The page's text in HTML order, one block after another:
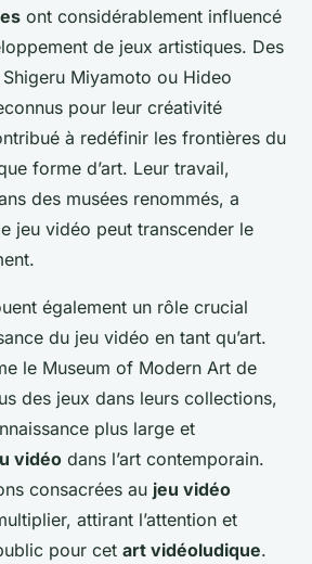
ont considérablement influencé
de jeux artistiques. Des
Miyamoto ou Hideo
pour leur créativité
à redéfinir les frontières du
forme d’art. Leur travail,
des musées renommés, a
jeu vidéo peut transcender le
également un rôle crucial
du jeu vidéo en tant qu’art.
le Museum of Modern Art de
des jeux dans leurs collections,
plus large et
vidéo dans l’art contemporain.
consacrées au jeu vidéo
attirant l’attention et
pour cet art vidéoludique.